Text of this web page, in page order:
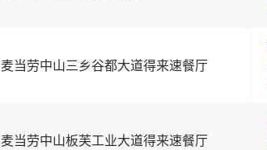
麦当劳中山三乡谷都大道得来速餐厅
麦当劳中山板芙工业大道得来速餐厅